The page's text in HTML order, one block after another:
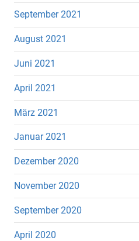
September 2021
August 2021
Juni 2021
April 2021
März 2021
Januar 2021
Dezember 2020
November 2020
September 2020
April 2020